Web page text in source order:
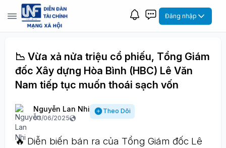
Đăng nhập
📉 Vừa xả nửa triệu cổ phiếu, Tổng Giám
đốc Xây dựng Hòa Bình (HBC) Lê Văn
Nam tiếp tục muốn thoái sạch vốn
Nguyễn Lan Nhi
03/06/2025
Theo Dõi
🔥 Diễn biến bán ra của Tổng Giám đốc Lê